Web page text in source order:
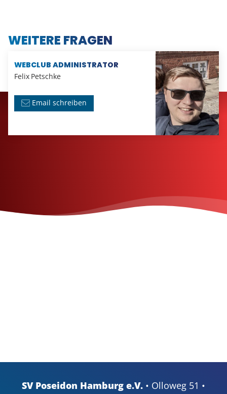
WEITERE FRAGEN
WEBCLUB ADMINISTRATOR
Felix Petschke
Email schreiben
SV Poseidon Hamburg e.V. • Olloweg 51 •